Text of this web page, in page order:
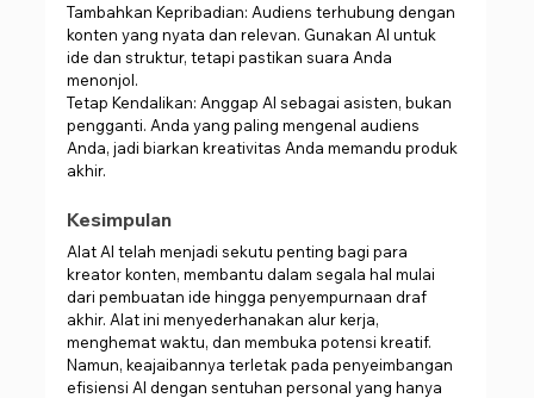
Tambahkan Kepribadian: Audiens terhubung dengan
konten yang nyata dan relevan. Gunakan AI untuk
ide dan struktur, tetapi pastikan suara Anda
menonjol.
Tetap Kendalikan: Anggap AI sebagai asisten, bukan
pengganti. Anda yang paling mengenal audiens
Anda, jadi biarkan kreativitas Anda memandu produk
akhir.
Kesimpulan
Alat AI telah menjadi sekutu penting bagi para
kreator konten, membantu dalam segala hal mulai
dari pembuatan ide hingga penyempurnaan draf
akhir. Alat ini menyederhanakan alur kerja,
menghemat waktu, dan membuka potensi kreatif.
Namun, keajaibannya terletak pada penyeimbangan
efisiensi AI dengan sentuhan personal yang hanya